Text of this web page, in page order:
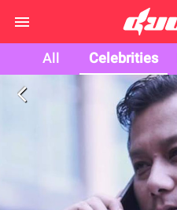
All Celebrities
arrow_back_ios